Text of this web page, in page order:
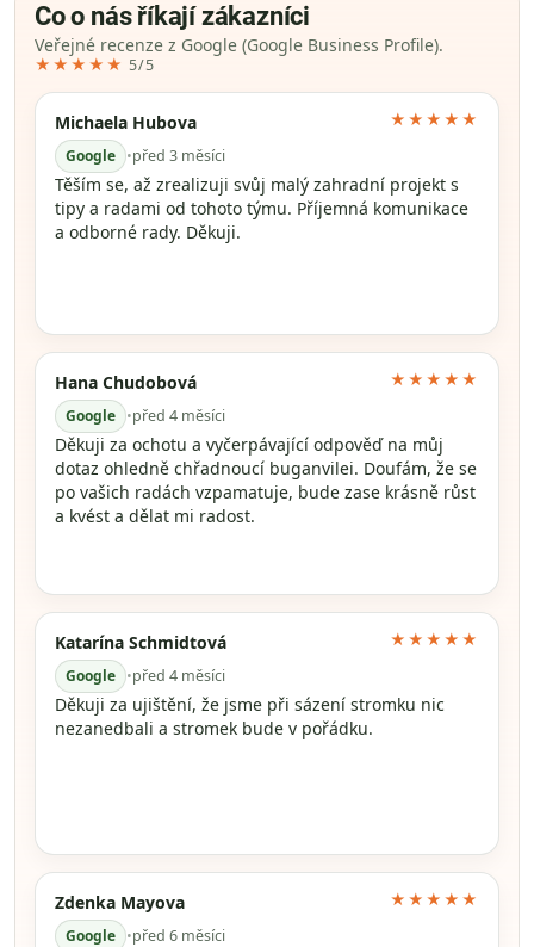
Co o nás říkají zákazníci
Veřejné recenze z Google (Google Business Profile).
★★★★★ 5/5
Michaela Hubova
Google •před 3 měsíci
★★★★★
Těším se, až zrealizuji svůj malý zahradní projekt s
tipy a radami od tohoto týmu. Příjemná komunikace
a odborné rady. Děkuji.
Hana Chudobová
Google •před 4 měsíci
★★★★★
Děkuji za ochotu a vyčerpávající odpověď na můj
dotaz ohledně chřadnoucí buganvilei. Doufám, že se
po vašich radách vzpamatuje, bude zase krásně růst
a kvést a dělat mi radost.
Katarína Schmidtová
Google •před 4 měsíci
★★★★★
Děkuji za ujištění, že jsme při sázení stromku nic
nezanedbali a stromek bude v pořádku.
Zdenka Mayova
Google •před 6 měsíci
★★★★★